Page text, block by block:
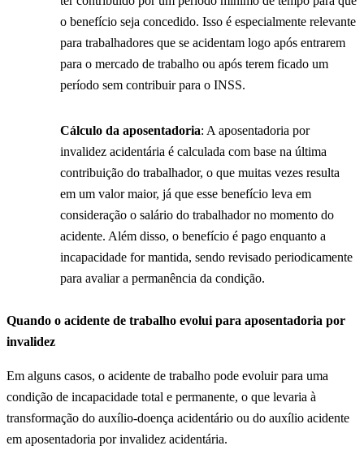
o benefício seja concedido. Isso é especialmente relevante
para trabalhadores que se acidentam logo após entrarem
para o mercado de trabalho ou após terem ficado um
período sem contribuir para o INSS.
Cálculo da aposentadoria: A aposentadoria por
invalidez acidentária é calculada com base na última
contribuição do trabalhador, o que muitas vezes resulta
em um valor maior, já que esse benefício leva em
consideração o salário do trabalhador no momento do
acidente. Além disso, o benefício é pago enquanto a
incapacidade for mantida, sendo revisado periodicamente
para avaliar a permanência da condição.
Quando o acidente de trabalho evolui para aposentadoria por
invalidez
Em alguns casos, o acidente de trabalho pode evoluir para uma
condição de incapacidade total e permanente, o que levaria à
transformação do auxílio-doença acidentário ou do auxílio acidente
em aposentadoria por invalidez acidentária.